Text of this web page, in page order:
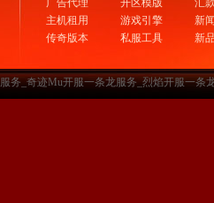
广告代理
主机租用
传奇版本
开区模版
游戏引擎
私服工具
汇
新
新
务_奇迹Mu开服一条龙服务_烈焰开服一条